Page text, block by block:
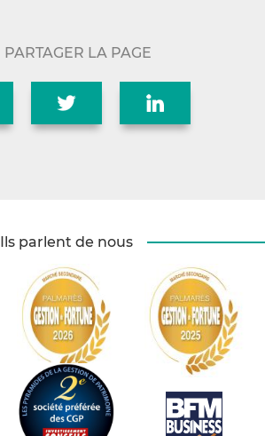
PARTAGER LA PAGE
Ils parlent de nous